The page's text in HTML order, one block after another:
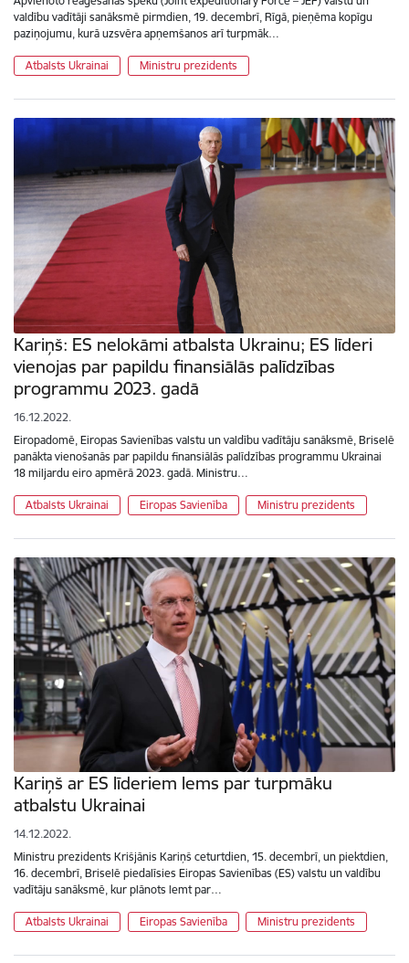
valdību vadītāji sanāksmē pirmdien, 19. decembrī, Rīgā, pieņēma kopīgu
paziņojumu, kurā uzsvēra apņemšanos arī turpmāk…
Atbalsts Ukrainai Ministru prezidents
Kariņš: ES nelokāmi atbalsta Ukrainu; ES līderi
vienojas par papildu finansiālās palīdzības
programmu 2023. gadā
16.12.2022.
Eiropadomē, Eiropas Savienības valstu un valdību vadītāju sanāksmē, Briselē
panākta vienošanās par papildu finansiālās palīdzības programmu Ukrainai
18 miljardu eiro apmērā 2023. gadā. Ministru…
Atbalsts Ukrainai Eiropas Savienība Ministru prezidents
Kariņš ar ES līderiem lems par turpmāku
atbalstu Ukrainai
14.12.2022.
Ministru prezidents Krišjānis Kariņš ceturtdien, 15. decembrī, un piektdien,
16. decembrī, Briselē piedalīsies Eiropas Savienības (ES) valstu un valdību
vadītāju sanāksmē, kur plānots lemt par…
Atbalsts Ukrainai Eiropas Savienība Ministru prezidents